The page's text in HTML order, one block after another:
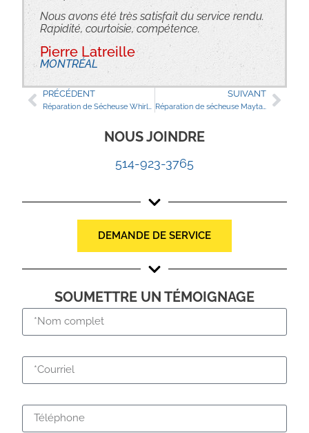
Nous avons été très satisfait du service rendu.
Rapidité, courtoisie, compétence.
Pierre Latreille
MONTRÉAL
PRÉCÉDENT SUIVANT
Réparation de sécheuse Maytag L’Assomption
NOUS JOINDRE
514-923-3765
DEMANDE DE SERVICE
SOUMETTRE UN TÉMOIGNAGE